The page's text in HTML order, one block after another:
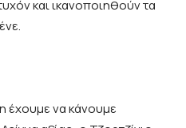
και ικανοποιηθούν τα
έχουμε να κάνουμε